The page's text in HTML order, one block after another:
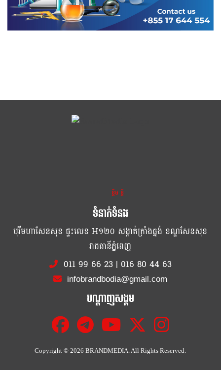
ខ្លឹម ខ្លី រហ័ស
ទំនាក់ទំនង
បុរីមហាសែនសុខ ផ្ទះលេខ H១២០ សង្កាត់ក្រាំងធ្នង់ ខណ្ឌសែនសុខ
រាជធានីភ្នំពេញ
011 99 66 23| 016 80 44 63
infobrandbodia@gmail.com
បណ្ដាញសង្គម
Copyright ©2026 BRANDMEDIA. All Rights Reserved.